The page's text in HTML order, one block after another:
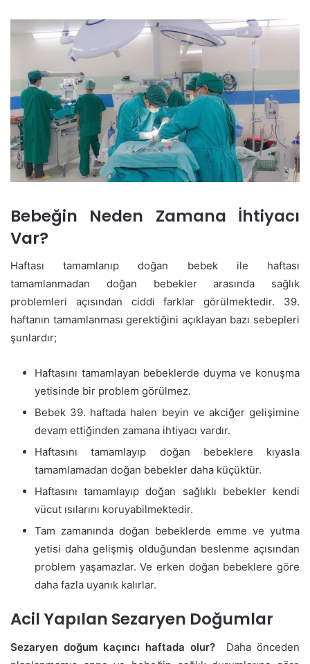
Bebeğin Neden Zamana İhtiyacı
Var?
Haftası tamamlanıp doğan bebek ile haftası
tamamlanmadan doğan bebekler arasında sağlık
problemleri açısından ciddi farklar görülmektedir. 39.
haftanın tamamlanması gerektiğini açıklayan bazı sebepleri
şunlardır;
Haftasını tamamlayan bebeklerde duyma ve konuşma
yetisinde bir problem görülmez.
Bebek 39. haftada halen beyin ve akciğer gelişimine
devam ettiğinden zamana ihtiyacı vardır.
Haftasını tamamlayıp doğan bebeklere kıyasla
tamamlamadan doğan bebekler daha küçüktür.
Haftasını tamamlayıp doğan sağlıklı bebekler kendi
vücut ısılarını koruyabilmektedir.
Tam zamanında doğan bebeklerde emme ve yutma
yetisi daha gelişmiş olduğundan beslenme açısından
problem yaşamazlar. Ve erken doğan bebeklere göre
daha fazla uyanık kalırlar.
Acil Yapılan Sezaryen Doğumlar
Sezaryen doğum kaçıncı haftada olur? Daha önceden